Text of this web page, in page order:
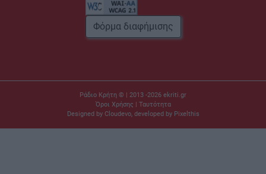
Φόρμα διαφήμισης
Ράδιο Κρήτη © | 2013 -2026 ekriti.gr
Όροι Χρήσης | Ταυτότητα
Designed by Cloudevo, developed by Pixelthis